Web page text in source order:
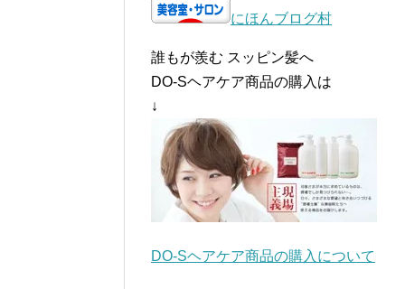
にほんブログ村
誰もが羨む スッピン髪へ
DO-Sヘアケア商品の購入は
↓
DO-Sヘアケア商品の購入について